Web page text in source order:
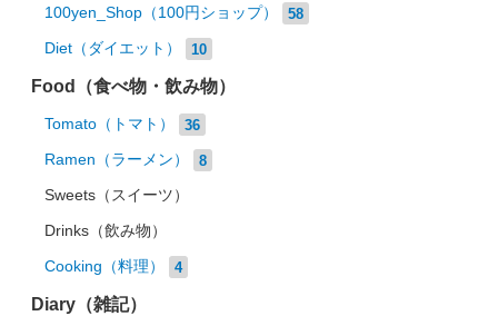
100yen_Shop（100円ショップ） 58
Diet（ダイエット） 10
Food（食べ物・飲み物）
Tomato（トマト） 36
Ramen（ラーメン） 8
Sweets（スイーツ）
Drinks（飲み物）
Cooking（料理） 4
Diary（雑記）